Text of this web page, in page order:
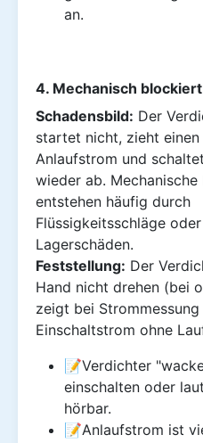
an.
4. Mechanisch blockiert
Schadensbild: Der
startet nicht, zieht einen
Anlaufstrom und
wieder ab. Mechanische
entstehen häufig durch
Flüssigkeitsschläge oder
Lagerschäden.
Feststellung: Der
Hand nicht drehen (bei
zeigt bei
Einschaltstrom ohne
📝Verdichter
einschalten oder
hörbar.
📝Anlaufstrom ist